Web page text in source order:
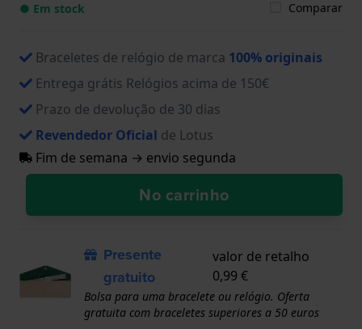
● Em stock Comparar
Braceletes de relógio de marca 100% originais
Entrega grátis Relógios acima de 150€
Prazo de devolução de 30 dias
Revendedor Oficial de Lotus
Fim de semana → envio segunda
No carrinho
Presente
gratuito
valor de retalho
0,99 €
Bolsa para uma bracelete ou relógio. Oferta
gratuita com braceletes superiores a 50 euros